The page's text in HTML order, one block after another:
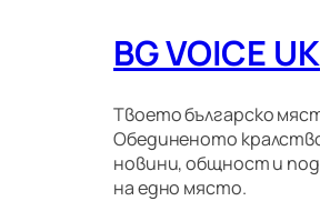
BG VOICE UK
Твоето българско
Обединеното
новини, общност и
на едно място.